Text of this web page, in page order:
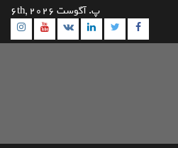
پ. آگوست 6th, 2026
Facebook
Twitter
Linkedin
VK